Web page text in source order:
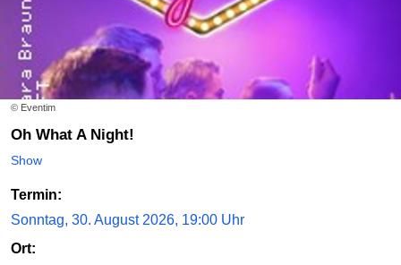
© Eventim
Oh What A Night!
Show
Termin:
Sonntag, 30. August 2026, 19:00 Uhr
Ort: